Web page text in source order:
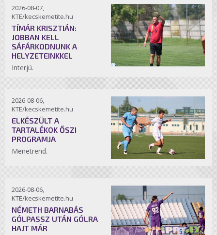
2026-08-07,
KTE/kecskemetite.hu
TÍMÁR KRISZTIÁN:
JOBBAN KELL
SÁFÁRKODNUNK A
HELYZETEINKKEL
Interjú.
2026-08-06,
KTE/kecskemetite.hu
ELKÉSZÜLT A
TARTALÉKOK ŐSZI
PROGRAMJA
Menetrend.
2026-08-06,
KTE/kecskemetite.hu
NÉMETH BARNABÁS
GÓLPASSZ UTÁN GÓLRA
HAJT MÁR